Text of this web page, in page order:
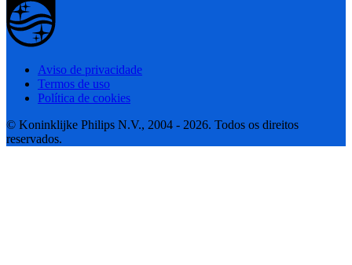
Aviso de privacidade
Termos de uso
Política de cookies
© Koninklijke Philips N.V., 2004 - 2026. Todos os direitos
reservados.